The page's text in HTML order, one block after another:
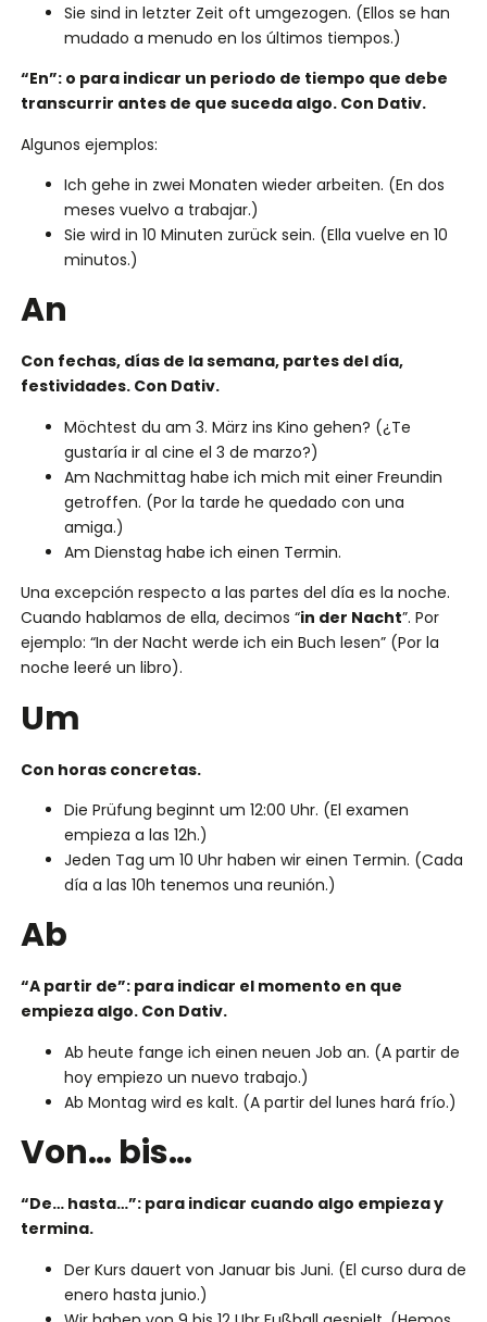
Sie sind in letzter Zeit oft umgezogen. (Ellos se han
mudado a menudo en los últimos tiempos.)
“En”: o para indicar un periodo de tiempo que debe
transcurrir antes de que suceda algo. Con Dativ.
Algunos ejemplos:
Ich gehe in zwei Monaten wieder arbeiten. (En dos
meses vuelvo a trabajar.)
Sie wird in 10 Minuten zurück sein. (Ella vuelve en 10
minutos.)
An
Con fechas, días de la semana, partes del día,
festividades. Con Dativ.
Möchtest du am 3. März ins Kino gehen? (¿Te
gustaría ir al cine el 3 de marzo?)
Am Nachmittag habe ich mich mit einer Freundin
getroffen. (Por la tarde he quedado con una
amiga.)
Am Dienstag habe ich einen Termin.
Una excepción respecto a las partes del día es la noche.
Cuando hablamos de ella, decimos “in der Nacht”. Por
ejemplo: “In der Nacht werde ich ein Buch lesen” (Por la
noche leeré un libro).
Um
Con horas concretas.
Die Prüfung beginnt um 12:00 Uhr. (El examen
empieza a las 12h.)
Jeden Tag um 10 Uhr haben wir einen Termin. (Cada
día a las 10h tenemos una reunión.)
Ab
“A partir de”: para indicar el momento en que
empieza algo. Con Dativ.
Ab heute fange ich einen neuen Job an. (A partir de
hoy empiezo un nuevo trabajo.)
Ab Montag wird es kalt. (A partir del lunes hará frío.)
Von… bis…
“De… hasta…”: para indicar cuando algo empieza y
termina.
Der Kurs dauert von Januar bis Juni. (El curso dura de
enero hasta junio.)